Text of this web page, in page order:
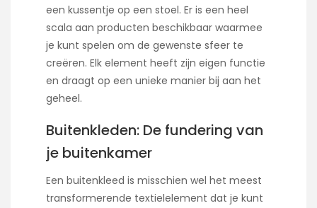
een kussentje op een stoel. Er is een heel
scala aan producten beschikbaar waarmee
je kunt spelen om de gewenste sfeer te
creëren. Elk element heeft zijn eigen functie
en draagt op een unieke manier bij aan het
geheel.
Buitenkleden: De fundering van
je buitenkamer
Een buitenkleed is misschien wel het meest
transformerende textielelement dat je kunt